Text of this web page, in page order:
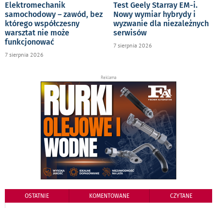
Elektromechanik
samochodowy – zawód, bez
którego współczesny
warsztat nie może
funkcjonować
7 sierpnia 2026
Test Geely Starray EM-i.
Nowy wymiar hybrydy i
wyzwanie dla niezależnych
serwisów
7 sierpnia 2026
Reklama
OSTATNIE KOMENTOWANE CZYTANE